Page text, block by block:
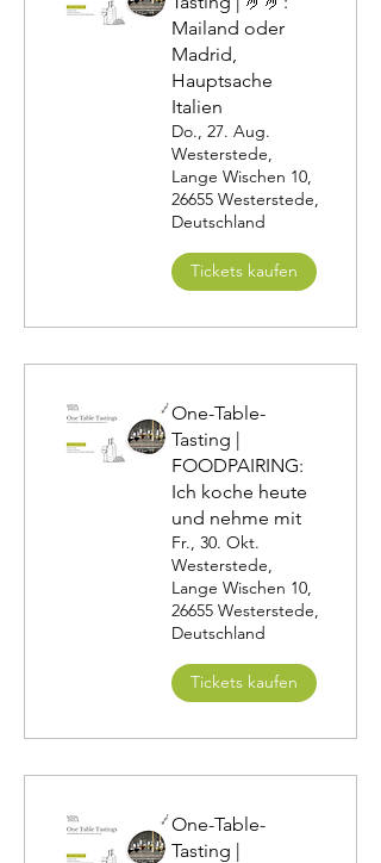
Mailand oder
Madrid,
Hauptsache
Italien
Do., 27. Aug.
Westerstede,
Lange Wischen 10,
26655 Westerstede,
Deutschland
Tickets kaufen
One-Table-
Tasting |
FOODPAIRING:
Ich koche heute
und nehme mit
Fr., 30. Okt.
Westerstede,
Lange Wischen 10,
26655 Westerstede,
Deutschland
Tickets kaufen
One-Table-
Tasting |